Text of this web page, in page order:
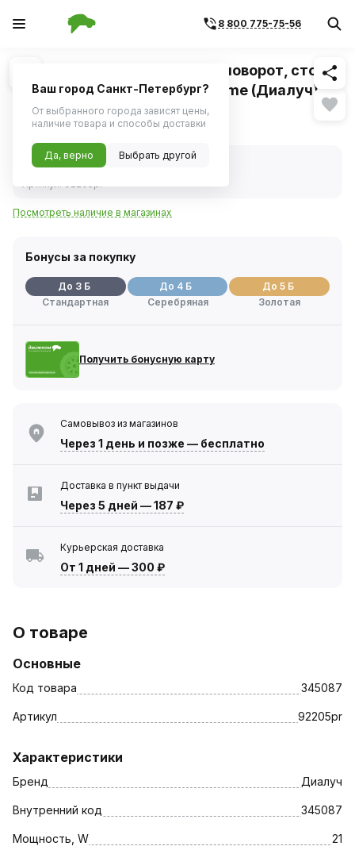
8 800 775-75-56
1/1 Похожие
Лампа 12V 21/5W (габариты, поворот, стоп)
2х конт. (P21/5W / BAY15d) Prime (Диалуч)
45 ₽
В наличии
Посмотреть наличие в магазинах
Бонусы за покупку
До 3 Б
Стандартная
До 4 Б
Серебряная
До 5 Б
Золотая
Получить бонусную карту
Самовывоз из магазинов
Через 1 день и позже — бесплатно
Доставка в пункт выдачи
Через 5 дней —187 ₽
Курьерская доставка
От 1 дней —300 ₽
О товаре
Основные
Код товара 345087
Артикул 92205pr
Характеристики
Бренд Диалуч
Внутренний код 345087
Мощность, W 21
Ваш город Санкт-Петербург?
От выбранного города зависят цены,
наличие товара и способы доставки
Да, верно Выбрать другой